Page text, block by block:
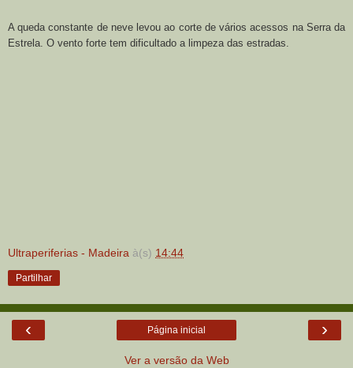
A queda constante de neve levou ao corte de vários acessos na Serra da
Estrela. O vento forte tem dificultado a limpeza das estradas.
Ultraperiferias - Madeira à(s) 14:44
Partilhar
‹ ›
Página inicial
Ver a versão da Web